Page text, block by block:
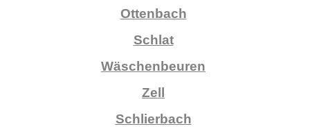
Ottenbach
Schlat
Wäschenbeuren
Zell
Schlierbach